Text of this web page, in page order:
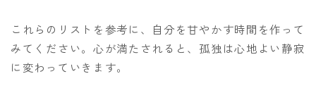
これらのリストを参考に、自分を甘やかす時間を作って
みてください。心が満たされると、孤独は心地よい静寂
に変わっていきます。